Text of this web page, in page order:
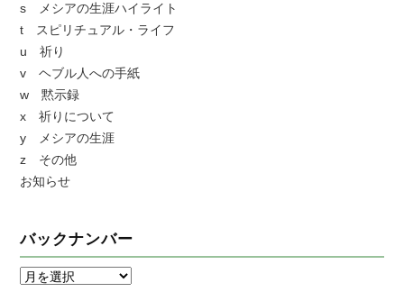
s メシアの生涯ハイライト
t スピリチュアル・ライフ
u 祈り
v ヘブル人への手紙
w 黙示録
x 祈りについて
y メシアの生涯
z その他
お知らせ
バックナンバー